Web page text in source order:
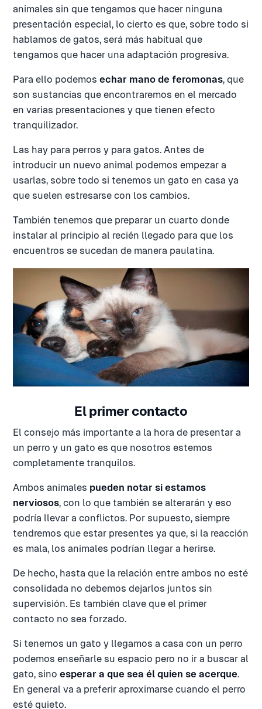
animales sin que tengamos que hacer ninguna
presentación especial, lo cierto es que, sobre todo si
hablamos de gatos, será más habitual que
tengamos que hacer una adaptación progresiva.
Para ello podemos echar mano de feromonas, que
son sustancias que encontraremos en el mercado
en varias presentaciones y que tienen efecto
tranquilizador.
Las hay para perros y para gatos. Antes de
introducir un nuevo animal podemos empezar a
usarlas, sobre todo si tenemos un gato en casa ya
que suelen estresarse con los cambios.
También tenemos que preparar un cuarto donde
instalar al principio al recién llegado para que los
encuentros se sucedan de manera paulatina.
El primer contacto
El consejo más importante a la hora de presentar a
un perro y un gato es que nosotros estemos
completamente tranquilos.
Ambos animales pueden notar si estamos
nerviosos, con lo que también se alterarán y eso
podría llevar a conflictos. Por supuesto, siempre
tendremos que estar presentes ya que, si la reacción
es mala, los animales podrían llegar a herirse.
De hecho, hasta que la relación entre ambos no esté
consolidada no debemos dejarlos juntos sin
supervisión. Es también clave que el primer
contacto no sea forzado.
Si tenemos un gato y llegamos a casa con un perro
podemos enseñarle su espacio pero no ir a buscar al
gato, sino esperar a que sea él quien se acerque.
En general va a preferir aproximarse cuando el perro
esté quieto.